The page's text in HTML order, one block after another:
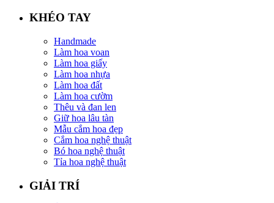
KHÉO TAY
Handmade
Làm hoa voan
Làm hoa giấy
Làm hoa nhựa
Làm hoa đất
Làm hoa cườm
Thêu và đan len
Giữ hoa lâu tàn
Mẫu cắm hoa đẹp
Cắm hoa nghệ thuật
Bó hoa nghệ thuật
Tỉa hoa nghệ thuật
GIẢI TRÍ